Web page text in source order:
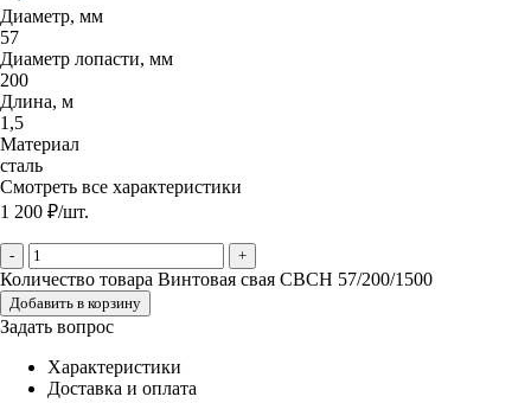
Диаметр, мм
57
Диаметр лопасти, мм
200
Длина, м
1,5
Материал
сталь
Смотреть все характеристики
1 200 ₽/шт.
- +
Количество товара Винтовая свая CBCH 57/200/1500
Добавить в корзину
Задать вопрос
Характеристики
Доставка и оплата